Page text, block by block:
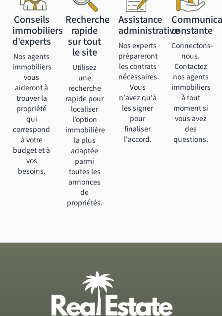
Conseils
immobiliers
d'experts
Nos agents
immobiliers
vous
aideront à
trouver la
propriété
qui
correspond
à votre
budget et à
vos
besoins.
Recherche
rapide
sur tout
le site
Utilisez
une
recherche
rapide pour
localiser
l'option
immobilière
la plus
adaptée
parmi
toutes les
annonces
de
propriétés.
Assistance
administrative
Nos experts
prépareront
les contrats
nécessaires.
Vous
n'avez qu'à
les signer
pour
finaliser
l'accord.
constante
Connectons-
nous.
Contactez
nos agents
immobiliers
à tout
moment si
vous avez
des
questions.